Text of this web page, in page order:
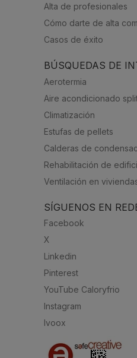
Alta de profesionales
Cómo darte de alta
Casos de éxito
BÚSQUEDAS DE
Aerotermia
Aire acondicionado
Climatización
Estufas de pellets
Calderas de
Rehabilitación de
Ventilación en
SÍGUENOS EN
Facebook
X
Linkedin
Pinterest
YouTube Caloryfrio
Instagram
Ivoox